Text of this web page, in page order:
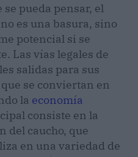
pueda pensar, el
es una basura, sino
potencial si se
Las vías legales de
salidas para sus
se conviertan en
la economía
consiste en la
del caucho, que
en una variedad de